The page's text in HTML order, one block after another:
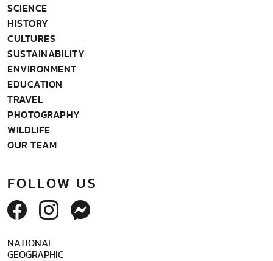
SCIENCE
HISTORY
CULTURES
SUSTAINABILITY
ENVIRONMENT
EDUCATION
TRAVEL
PHOTOGRAPHY
WILDLIFE
OUR TEAM
FOLLOW US
NATIONAL
GEOGRAPHIC